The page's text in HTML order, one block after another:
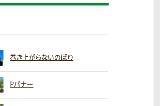
巻き上がらないのぼり
Pバナー